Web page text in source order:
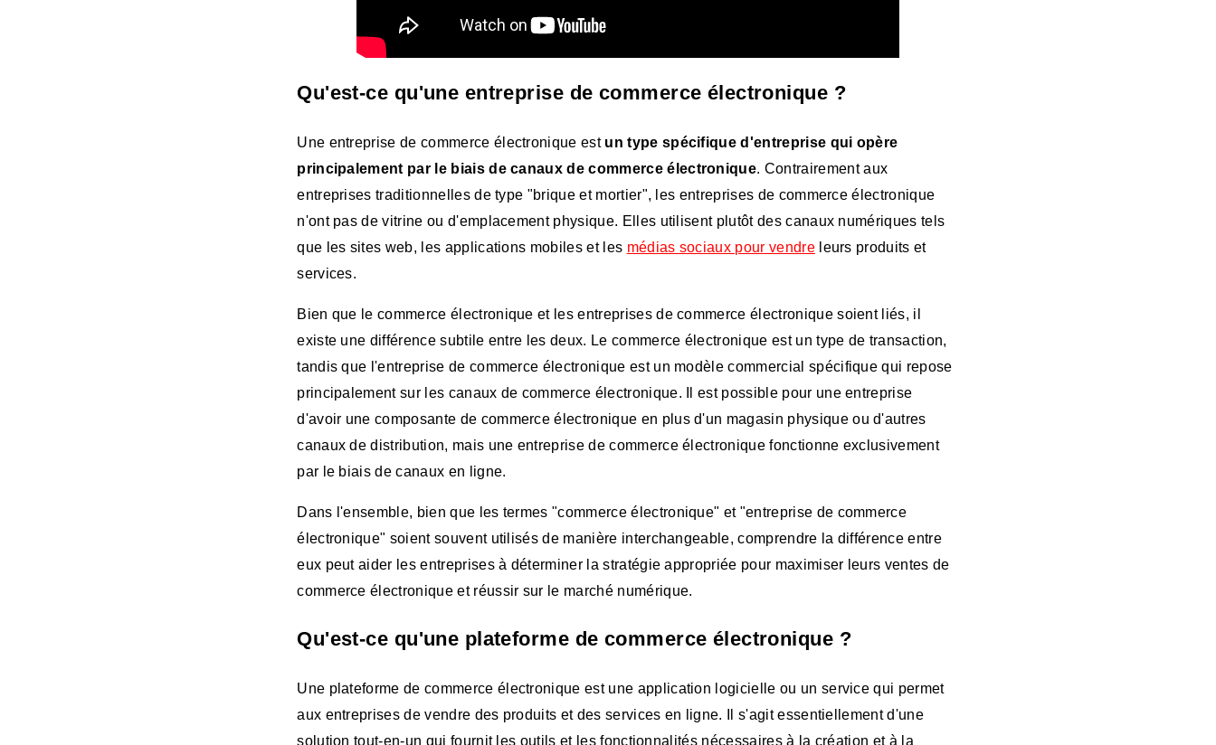
Qu'est-ce qu'une entreprise de commerce électronique ?
Une entreprise de commerce électronique est un type spécifique d'entreprise qui opère
principalement par le biais de canaux de commerce électronique. Contrairement aux
entreprises traditionnelles de type "brique et mortier", les entreprises de commerce électronique
n'ont pas de vitrine ou d'emplacement physique. Elles utilisent plutôt des canaux numériques tels
que les sites web, les applications mobiles et les médias sociaux pour vendreleurs produits et
services.
Bien que le commerce électronique et les entreprises de commerce électronique soient liés, il
existe une différence subtile entre les deux. Le commerce électronique est un type de transaction,
tandis que l'entreprise de commerce électronique est un modèle commercial spécifique qui repose
principalement sur les canaux de commerce électronique. Il est possible pour une entreprise
d'avoir une composante de commerce électronique en plus d'un magasin physique ou d'autres
canaux de distribution, mais une entreprise de commerce électronique fonctionne exclusivement
par le biais de canaux en ligne.
Dans l'ensemble, bien que les termes "commerce électronique" et "entreprise de commerce
électronique" soient souvent utilisés de manière interchangeable, comprendre la différence entre
eux peut aider les entreprises à déterminer la stratégie appropriée pour maximiser leurs ventes de
commerce électronique et réussir sur le marché numérique.
Qu'est-ce qu'une plateforme de commerce électronique ?
Une plateforme de commerce électronique est une application logicielle ou un service qui permet
aux entreprises de vendre des produits et des services en ligne. Il s'agit essentiellement d'une
solution tout-en-un qui fournit les outils et les fonctionnalités nécessaires à la création et à la